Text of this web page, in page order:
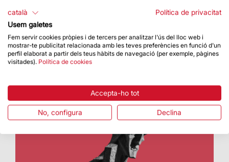
L’Arquebisbe de Barcelona, el Cardenal Joan
Josep Omella i Omella, ha presidit la missa
català
Política de privacitat
Usem galetes
Fem servir cookies pròpies i de tercers per analitzar l'ús del lloc web i
mostrar-te publicitat relacionada amb les teves preferències en funció d'un
perfil elaborat a partir dels teus hàbits de navegació (per exemple, pàgines
visitades). Política de cookies
Accepta-ho tot
No, configura Declina